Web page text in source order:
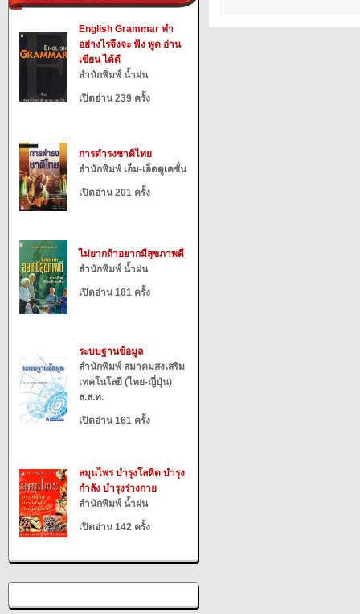
English Grammar ทำ
อย่างไรจึงจะ ฟัง พูด อ่าน
เขียน ได้ดี
สำนักพิมพ์ น้ำฝน
เปิดอ่าน 239 ครั้ง
การดำรงชาติไทย
สำนักพิมพ์ เอ็ม-เอ็ดดูเคชั่น
เปิดอ่าน 201 ครั้ง
ไม่ยากถ้าอยากมีสุขภาพดี
สำนักพิมพ์ น้ำฝน
เปิดอ่าน 181 ครั้ง
ระบบฐานข้อมูล
สำนักพิมพ์ สมาคมส่งเสริม
เทคโนโลยี (ไทย-ญี่ปุ่น)
ส.ส.ท.
เปิดอ่าน 161 ครั้ง
สมุนไพร บำรุงโลหิต บำรุง
กำลัง บำรุงร่างกาย
สำนักพิมพ์ น้ำฝน
เปิดอ่าน 142 ครั้ง